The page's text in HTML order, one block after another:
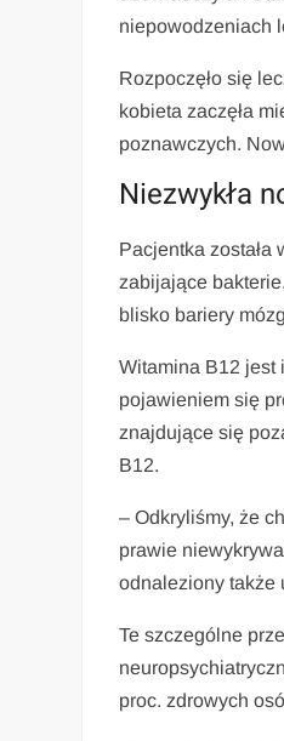
niepowodzeniach
Rozpoczęło się
kobieta zaczęła
poznawczych.
Niezwykła
Pacjentka została
zabijające
blisko bariery
Witamina B12 jest
pojawieniem się
znajdujące się
B12.
– Odkryliśmy, że
prawie
odnaleziony także
Te szczególne
proc. zdrowych